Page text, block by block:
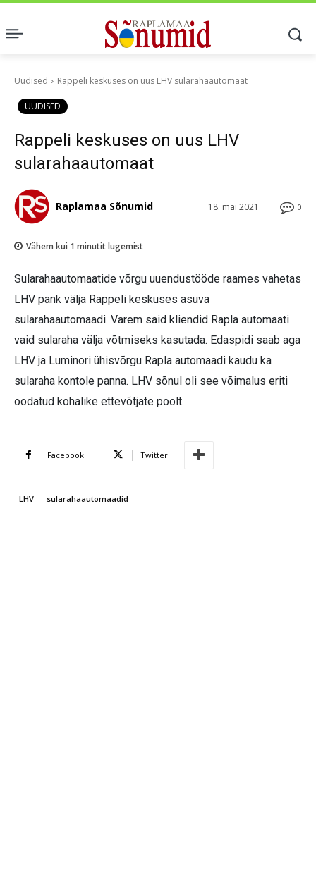
Uudised Rappeli keskuses on uus LHV sularahaautomaat
UUDISED
Rappeli keskuses on uus LHV
sularahaautomaat
0
18. mai 2021
Raplamaa Sõnumid
Vähem kui 1 minutit lugemist
Sularahaautomaatide võrgu uuendustööde raames vahetas
LHV pank välja Rappeli keskuses asuva
sularahaautomaadi. Varem said kliendid Rapla automaati
vaid sularaha välja võtmiseks kasutada. Edaspidi saab aga
LHV ja Luminori ühisvõrgu Rapla automaadi kaudu ka
sularaha kontole panna. LHV sõnul oli see võimalus eriti
oodatud kohalike ettevõtjate poolt.
Facebook Twitter
LHV sularahaautomaadid